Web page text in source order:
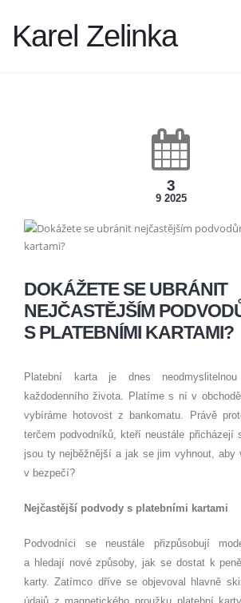
Karel Zelinka
3
9 2025
DOKÁŽETE SE UBRÁNIT
NEJČASTĚJŠÍM
S PLATEBNÍMI KARTAMI?
Platební karta je dnes
každodenního života. Platíme s ní v
vybíráme hotovost z bankomatu. Právě
terčem podvodníků, kteří neustále přicházejí
jsou ty nejběžnější a jak se jim vyhnout, aby
v bezpečí?
Nejčastější podvody s platebními kartami
Podvodníci se neustále přizpůsobují
a hledají nové způsoby, jak se dostat k
karty. Zatímco dříve se objevoval hlavně